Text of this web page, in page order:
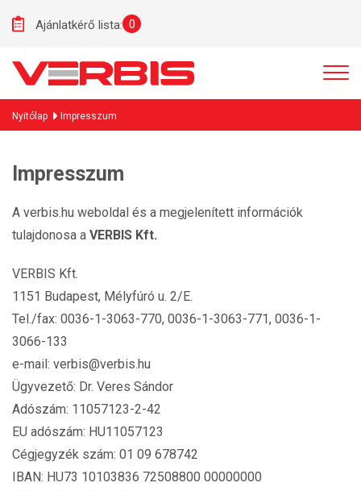
Ajánlatkérő lista: 0
Nyitólap Impresszum
Impresszum
A verbis.hu weboldal és a megjelenített információk
tulajdonosa a VERBIS Kft.
VERBIS Kft.
1151 Budapest, Mélyfúró u. 2/E.
Tel./fax: 0036-1-3063-770, 0036-1-3063-771, 0036-1-
3066-133
e-mail: verbis@verbis.hu
Ügyvezető: Dr. Veres Sándor
Adószám: 11057123-2-42
EU adószám: HU11057123
Cégjegyzék szám: 01 09 678742
IBAN: HU73 10103836 72508800 00000000